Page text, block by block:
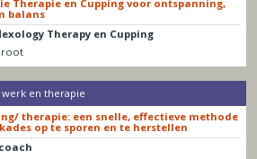
Therapie en Cupping voor ontspanning,
balans
Therapy en Cupping
werk en therapie
therapie: een snelle, effectieve methode
op te sporen en te herstellen